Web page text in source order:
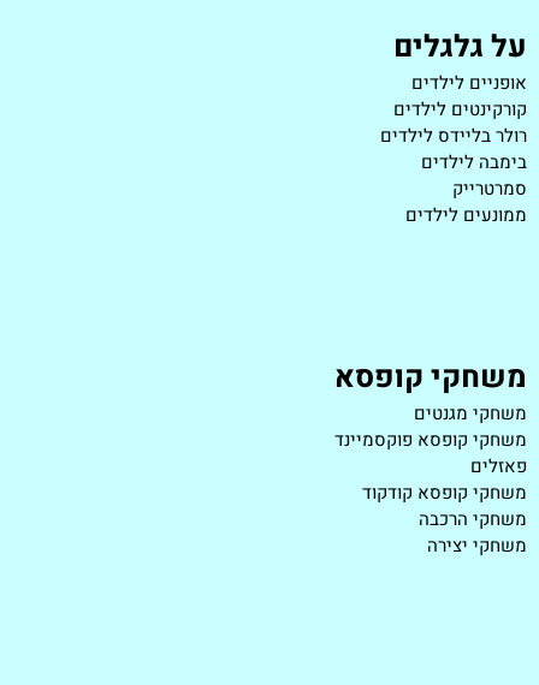
על גלגלים
אופניים לילדים
קורקינטים לילדים
רולר בליידס לילדים
בימבה לילדים
סמרטרייק
ממונעים לילדים
משחקי קופסא
משחקי מגנטים
משחקי קופסא פוקסמיינד
פאזלים
משחקי קופסא קודקוד
משחקי הרכבה
משחקי יצירה